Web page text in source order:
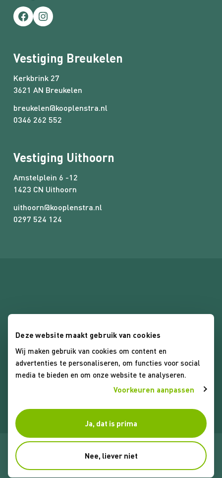
Deze website maakt gebruik van cookies
Wij maken gebruik van cookies om content en
advertenties te personaliseren, om functies voor social
media te bieden en om onze website te analyseren.
Voorkeuren aanpassen
Ja, dat is prima
Nee, liever niet
Facebook
Instagram
Vestiging Breukelen
Kerkbrink 27
3621 AN Breukelen
breukelen@kooplenstra.nl
0346 262 552
Vestiging Uithoorn
Amstelplein 6 -12
1423 CN Uithoorn
uithoorn@kooplenstra.nl
0297 524 124
Algemene voorwaarden
© 2026 Koop Lenstra Makelaars. Alle rechten voorbehouden